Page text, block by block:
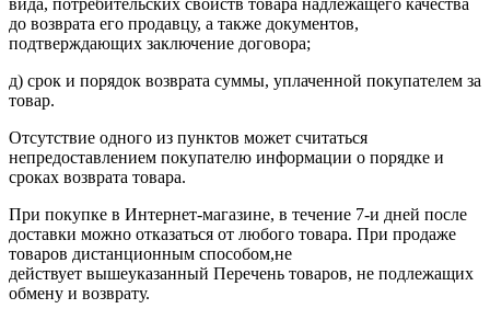
вида, потребительских свойств товара надлежащего качества
до возврата его продавцу, а также документов,
подтверждающих заключение договора;
д) срок и порядок возврата суммы, уплаченной покупателем за
товар.
Отсутствие одного из пунктов может считаться
непредоставлением покупателю информации о порядке и
сроках возврата товара.
При покупке в Интернет-магазине, в течение 7-и дней после
доставки можно отказаться от любого товара. При продаже
товаров дистанционным способом,не
действует вышеуказанный Перечень товаров, не подлежащих
обмену и возврату.